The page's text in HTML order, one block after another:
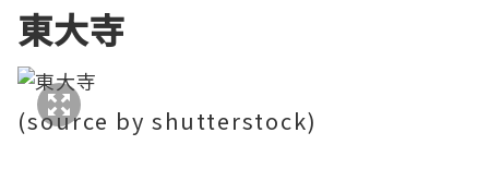
東大寺
(source by shutterstock)